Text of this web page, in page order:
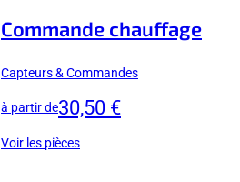
Commande chauffage
Capteurs & Commandes
à partir de30,50 €
Voir les pièces